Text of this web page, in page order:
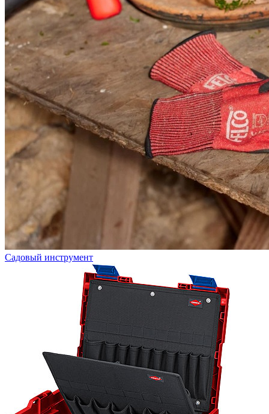
Садовый инструмент